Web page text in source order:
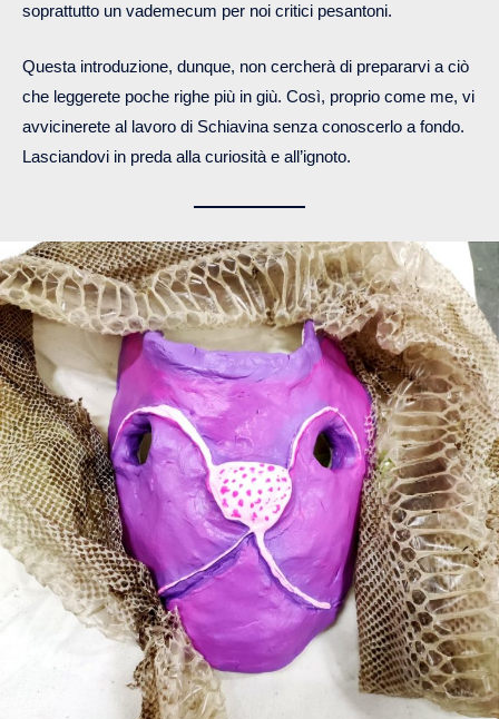
soprattutto un vademecum per noi critici pesantoni.
Questa introduzione, dunque, non cercherà di prepararvi a ciò
che leggerete poche righe più in giù. Così, proprio come me, vi
avvicinerete al lavoro di Schiavina senza conoscerlo a fondo.
Lasciandovi in preda alla curiosità e all’ignoto.